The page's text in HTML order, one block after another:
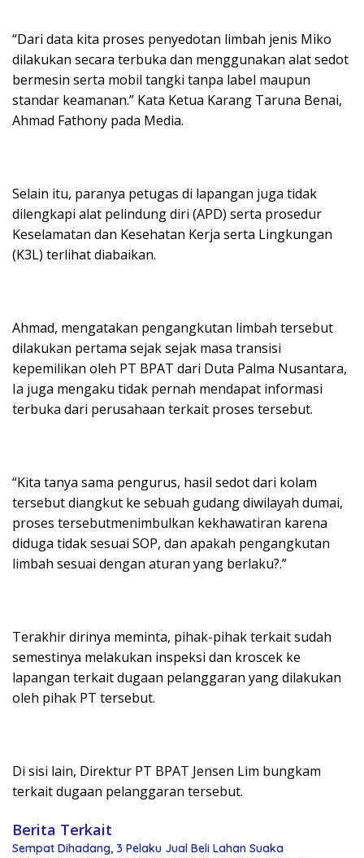
“Dari data kita proses penyedotan limbah jenis Miko
dilakukan secara terbuka dan menggunakan alat sedot
bermesin serta mobil tangki tanpa label maupun
standar keamanan.” Kata Ketua Karang Taruna Benai,
Ahmad Fathony pada Media.
Selain itu, paranya petugas di lapangan juga tidak
dilengkapi alat pelindung diri (APD) serta prosedur
Keselamatan dan Kesehatan Kerja serta Lingkungan
(K3L) terlihat diabaikan.
Ahmad, mengatakan pengangkutan limbah tersebut
dilakukan pertama sejak sejak masa transisi
kepemilikan oleh PT BPAT dari Duta Palma Nusantara,
Ia juga mengaku tidak pernah mendapat informasi
terbuka dari perusahaan terkait proses tersebut.
“Kita tanya sama pengurus, hasil sedot dari kolam
tersebut diangkut ke sebuah gudang diwilayah dumai,
proses tersebutmenimbulkan kekhawatiran karena
diduga tidak sesuai SOP, dan apakah pengangkutan
limbah sesuai dengan aturan yang berlaku?.”
Terakhir dirinya meminta, pihak-pihak terkait sudah
semestinya melakukan inspeksi dan kroscek ke
lapangan terkait dugaan pelanggaran yang dilakukan
oleh pihak PT tersebut.
Di sisi lain, Direktur PT BPAT Jensen Lim bungkam
terkait dugaan pelanggaran tersebut.
Berita Terkait
Sempat Dihadang, 3 Pelaku Jual Beli Lahan Suaka